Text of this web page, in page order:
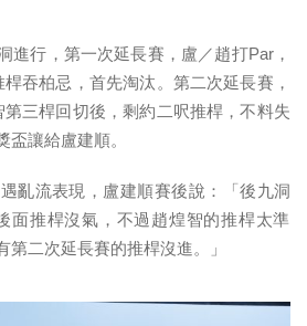
進行，第一次延長賽，盧／趙打Par，
吞柏忌，首先淘汰。第二次延長賽，
第三桿回切後，剩約二呎推桿，不料失
盃讓給盧建順。
亂流表現，盧建順賽後說：「後九洞
面推桿沒氣，不過趙煌智的推桿太準
第二次延長賽的推桿沒進。」